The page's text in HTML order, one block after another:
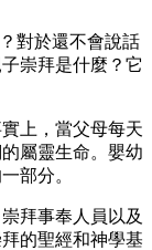
對於還不會說話
崇拜是什麼？它
上，當父母每天
屬靈生命。嬰幼
部分。
拜事奉人員以及
的聖經和神學基